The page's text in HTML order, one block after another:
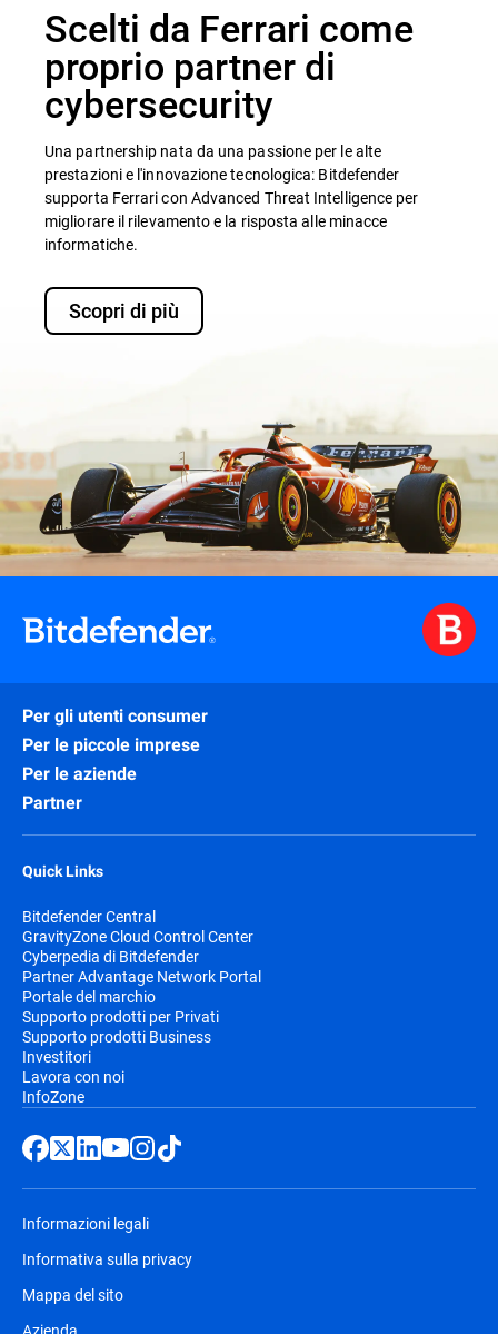
Scelti da Ferrari come
proprio partner di
cybersecurity
Una partnership nata da una passione per le alte
prestazioni e l'innovazione tecnologica: Bitdefender
supporta Ferrari con Advanced Threat Intelligence per
migliorare il rilevamento e la risposta alle minacce
informatiche.
Scopri di più
Per gli utenti consumer
Per le piccole imprese
Per le aziende
Partner
Quick Links
Bitdefender Central
GravityZone Cloud Control Center
Cyberpedia di Bitdefender
Partner Advantage Network Portal
Portale del marchio
Supporto prodotti per Privati
Supporto prodotti Business
Investitori
Lavora con noi
InfoZone
Informazioni legali
Informativa sulla privacy
Mappa del sito